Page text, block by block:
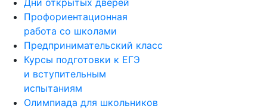
Дни открытых дверей
Профориентационная
работа со школами
Предпринимательский класс
Курсы подготовки к ЕГЭ
и вступительным
испытаниям
Олимпиада для школьников